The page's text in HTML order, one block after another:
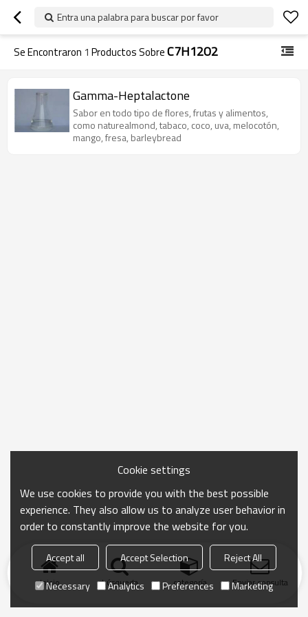
Entra una palabra para buscar por favor
Se Encontraron 1 Productos SobreC7H12O2
Gamma-Heptalactone
Sabor en todo tipo de flores, frutas y alimentos,
como naturealmond, tabaco, coco, uva, melocotón,
mango, fresa, barleybread
Inicio búsqueda categoría Enviar consulta
Cookie settings
We use cookies to provide you with the best possible
experience. They also allow us to analyze user behavior in
order to constantly improve the website for you.
Accept all Accept Selection
Reject All
Necessary
Analytics Preferences Marketing